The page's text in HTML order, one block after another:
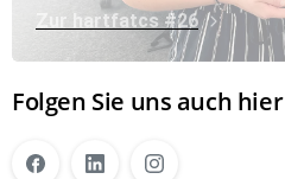
Zur hartfatcs #26
Folgen Sie uns auch hier